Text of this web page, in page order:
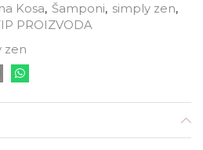
Kosa, Šamponi, simply zen,
PROIZVODA
zen